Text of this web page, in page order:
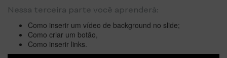
Nessa terceira parte você aprenderá:
Como inserir um vídeo de background no slide;
Como criar um botão,
Como inserir links.